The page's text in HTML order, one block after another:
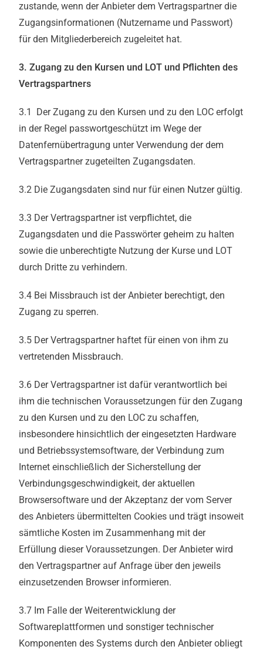
zustande, wenn der Anbieter dem Vertragspartner die
Zugangsinformationen (Nutzername und Passwort)
für den Mitgliederbereich zugeleitet hat.
3. Zugang zu den Kursen und LOT und Pflichten des
Vertragspartners
3.1 Der Zugang zu den Kursen und zu den LOC erfolgt
in der Regel passwortgeschützt im Wege der
Datenfernübertragung unter Verwendung der dem
Vertragspartner zugeteilten Zugangsdaten.
3.2 Die Zugangsdaten sind nur für einen Nutzer gültig.
3.3 Der Vertragspartner ist verpflichtet, die
Zugangsdaten und die Passwörter geheim zu halten
sowie die unberechtigte Nutzung der Kurse und LOT
durch Dritte zu verhindern.
3.4 Bei Missbrauch ist der Anbieter berechtigt, den
Zugang zu sperren.
3.5 Der Vertragspartner haftet für einen von ihm zu
vertretenden Missbrauch.
3.6 Der Vertragspartner ist dafür verantwortlich bei
ihm die technischen Voraussetzungen für den Zugang
zu den Kursen und zu den LOC zu schaffen,
insbesondere hinsichtlich der eingesetzten Hardware
und Betriebssystemsoftware, der Verbindung zum
Internet einschließlich der Sicherstellung der
Verbindungsgeschwindigkeit, der aktuellen
Browsersoftware und der Akzeptanz der vom Server
des Anbieters übermittelten Cookies und trägt insoweit
sämtliche Kosten im Zusammenhang mit der
Erfüllung dieser Voraussetzungen. Der Anbieter wird
den Vertragspartner auf Anfrage über den jeweils
einzusetzenden Browser informieren.
3.7 Im Falle der Weiterentwicklung der
Softwareplattformen und sonstiger technischer
Komponenten des Systems durch den Anbieter obliegt